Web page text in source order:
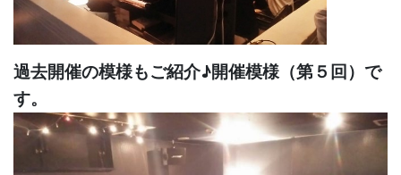
過去開催の模様もご紹介♪開催模様（第５回）で
す。